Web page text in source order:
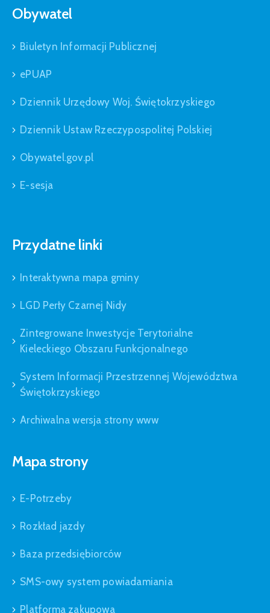
Obywatel
Biuletyn Informacji Publicznej
ePUAP
Dziennik Urzędowy Woj. Świętokrzyskiego
Dziennik Ustaw Rzeczypospolitej Polskiej
Obywatel.gov.pl
E-sesja
Przydatne linki
Interaktywna mapa gminy
LGD Perły Czarnej Nidy
Zintegrowane Inwestycje Terytorialne
Kieleckiego Obszaru Funkcjonalnego
System Informacji Przestrzennej Województwa
Świętokrzyskiego
Archiwalna wersja strony www
Mapa strony
E-Potrzeby
Rozkład jazdy
Baza przedsiębiorców
SMS-owy system powiadamiania
Platforma zakupowa